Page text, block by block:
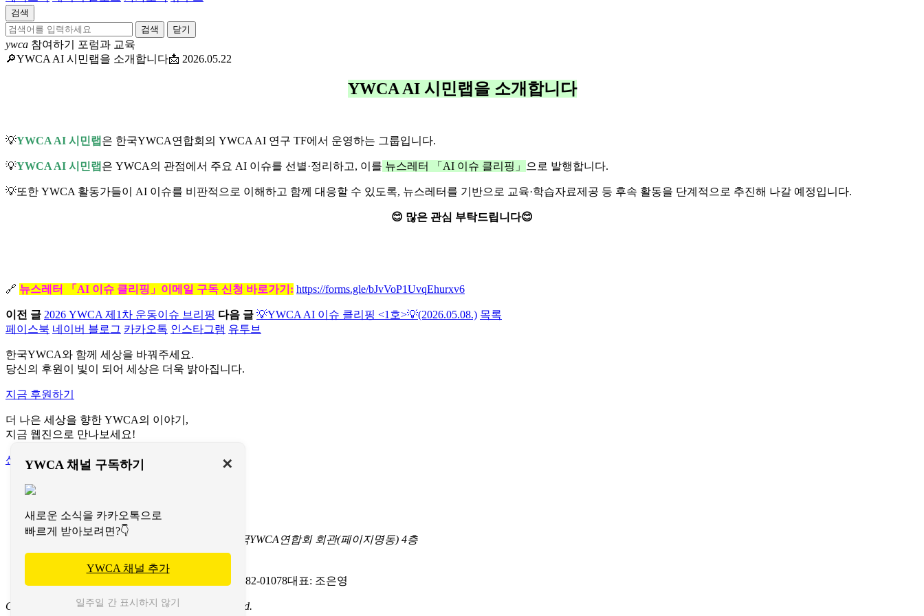
검색
닫기
ywca 참여하기
포럼과 교육
🔎YWCA AI 시민랩을 소개합니다📩 2026.05.22
YWCA AI 시민랩을 소개합니다
💡YWCA AI 시민랩 은 한국YWCA연합회의 YWCA AI 연구 TF에서 운영하는 그룹입니다.
💡YWCA AI 시민랩 은 YWCA의 관점에서 주요 AI 이슈를 선별·정리하고, 이를 뉴스레터 「AI 이슈 클리핑」 으로 발행합니다.
💡또한 YWCA 활동가들이 AI 이슈를 비판적으로 이해하고 함께 대응할 수 있도록, 뉴스레터를 기반으로 교육·학습자료제공 등 후속 활동을 단계적으로 추진해 나갈 예정입니다.
😊 많은 관심 부탁드립니다😊
🔗 뉴스레터 「AI 이슈 클리핑」이메일 구독 신청 바로가기: https://forms.gle/bJvVoP1UvqEhurxv6
이전 글 2026 YWCA 제1차 운동이슈 브리핑 다음 글 💡YWCA AI 이슈 클리핑 <1호>💡(2026.05.08.) 목록
페이스북 네이버 블로그 카카오톡 인스타그램 유투브
한국YWCA와 함께 세상을 바꿔주세요.
당신의 후원이 빛이 되어 세상은 더욱 밝아집니다.
지금 후원하기
더 나은 세상을 향한 YWCA의 이야기,
지금 웹진으로 만나보세요!
신청하기
이용약관
문의하기
서울특별시 중구 명동길 73
(명동1가 1-3) 한국YWCA연합회 회관(페이지명동) 4층
TEL 02-774-9702-7FAX 02-774-9724
이메일 koreaywca@ywca.or.kr
사업자등록번호: 201-82-01078대표: 조은영
Copyright 2020 한국YWCA연합회All Rights Reserved.
✕
YWCA 채널 구독하기
새로운 소식을 카카오톡으로
빠르게 받아보려면?👇
YWCA 채널 추가
일주일 간 표시하지 않기